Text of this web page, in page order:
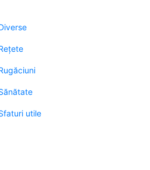
utile